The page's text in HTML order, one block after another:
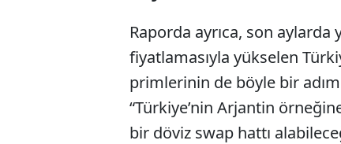
Raporda ayrıca, son aylarda
fiyatlamasıyla yükselen
primlerinin de böyle bir
“Türkiye’nin Arjantin
bir döviz swap hattı